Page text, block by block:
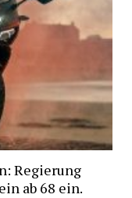
Regierung
ab 68 ein.